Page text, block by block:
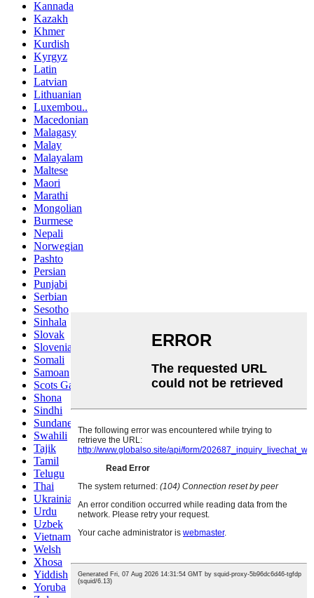
Kannada
Kazakh
Khmer
Kurdish
Kyrgyz
Latin
Latvian
Lithuanian
Luxembou..
Macedonian
Malagasy
Malay
Malayalam
Maltese
Maori
Marathi
Mongolian
Burmese
Nepali
Norwegian
Pashto
Persian
Punjabi
Serbian
Sesotho
Sinhala
Slovak
Slovenian
Somali
Samoan
Scots Gaelic
Shona
Sindhi
Sundanese
Swahili
Tajik
Tamil
Telugu
Thai
Ukrainian
Urdu
Uzbek
Vietnamese
Welsh
Xhosa
Yiddish
Yoruba